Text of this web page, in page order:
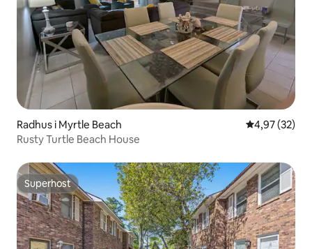
Radhus i Myrtle Beach 4,97 av 5 i
4,97 (32)
Rusty Turtle Beach House
Superhost
Superhost